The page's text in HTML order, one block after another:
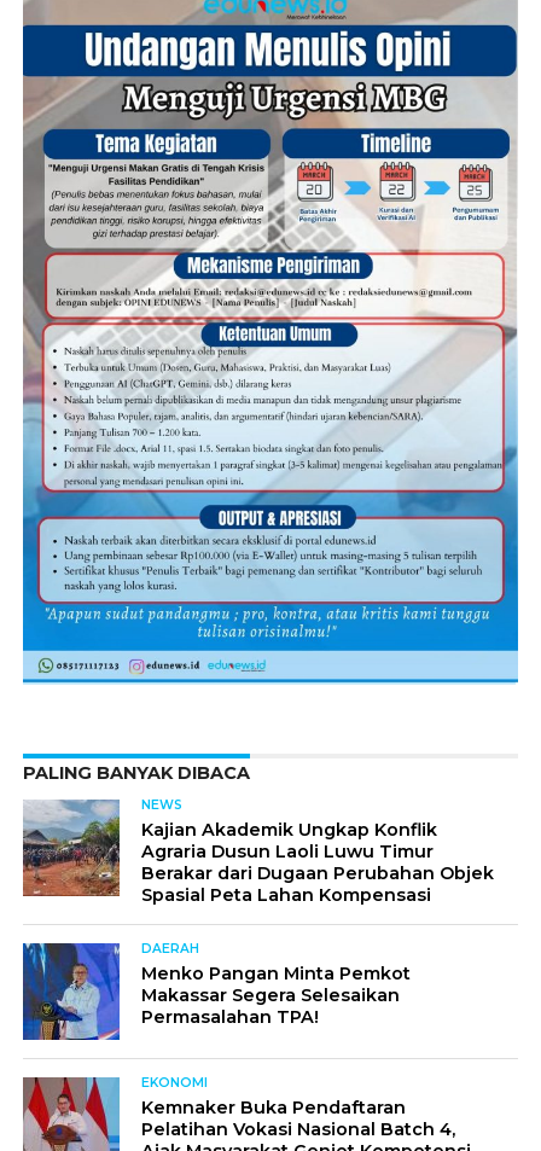
PALING BANYAK DIBACA
NEWS
Kajian Akademik Ungkap Konflik
Agraria Dusun Laoli Luwu Timur
Berakar dari Dugaan Perubahan Objek
Spasial Peta Lahan Kompensasi
DAERAH
Menko Pangan Minta Pemkot
Makassar Segera Selesaikan
Permasalahan TPA!
EKONOMI
Kemnaker Buka Pendaftaran
Pelatihan Vokasi Nasional Batch 4,